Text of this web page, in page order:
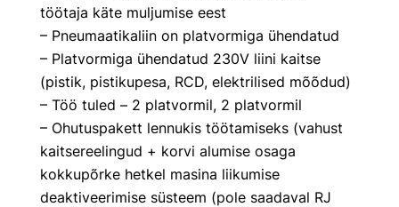
töötaja käte muljumise eest
– Pneumaatikaliin on platvormiga ühendatud
– Platvormiga ühendatud 230V liini kaitse
(pistik, pistikupesa, RCD, elektrilised mõõdud)
– Töö tuled – 2 platvormil, 2 platvormil
– Ohutuspakett lennukis töötamiseks (vahust
kaitsereelingud + korvi alumise osaga
kokkupõrke hetkel masina liikumise
deaktiveerimise süsteem (pole saadaval RJ